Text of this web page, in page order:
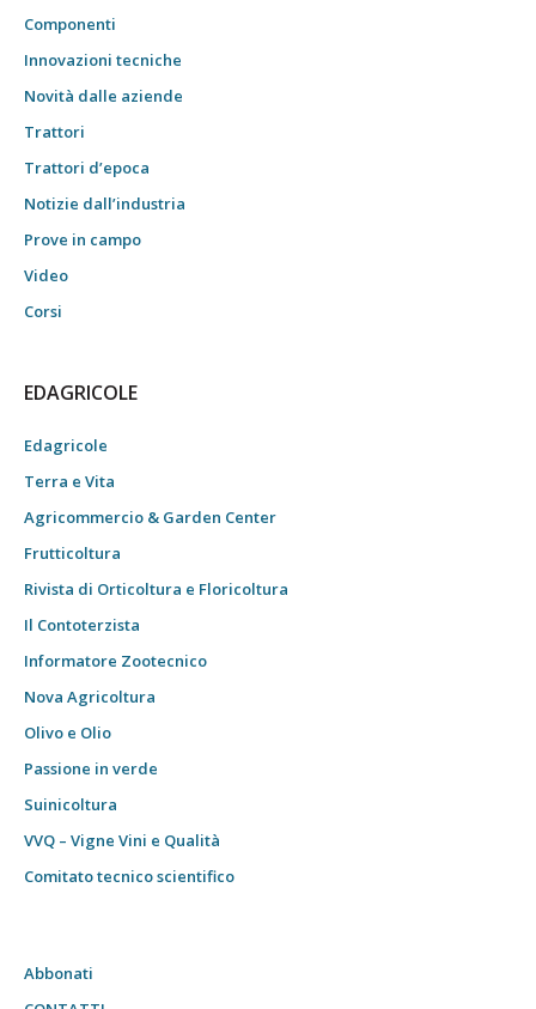
Componenti
Innovazioni tecniche
Novità dalle aziende
Trattori
Trattori d’epoca
Notizie dall’industria
Prove in campo
Video
Corsi
EDAGRICOLE
Edagricole
Terra e Vita
Agricommercio & Garden Center
Frutticoltura
Rivista di Orticoltura e Floricoltura
Il Contoterzista
Informatore Zootecnico
Nova Agricoltura
Olivo e Olio
Passione in verde
Suinicoltura
VVQ – Vigne Vini e Qualità
Comitato tecnico scientifico
Abbonati